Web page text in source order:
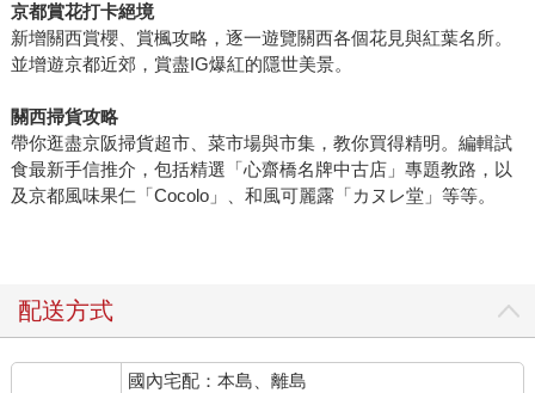
京都賞花打卡絕境
新增關西賞櫻、賞楓攻略，逐一遊覽關西各個花見與紅葉名所。
並增遊京都近郊，賞盡IG爆紅的隱世美景。
關西掃貨攻略
帶你逛盡京阪掃貨超市、菜市場與市集，教你買得精明。編輯試
食最新手信推介，包括精選「心齋橋名牌中古店」專題教路，以
及京都風味果仁「Cocolo」、和風可麗露「カヌレ堂」等等。
配送方式
國內宅配：本島、離島